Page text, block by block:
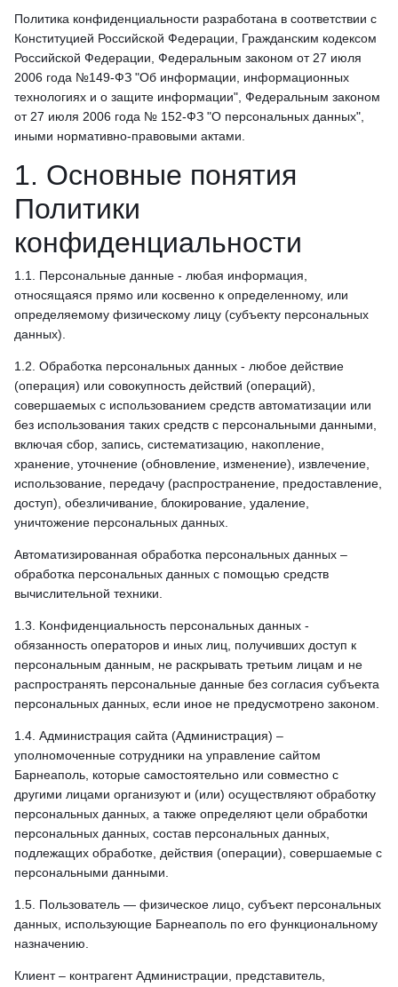
Политика конфиденциальности разработана в соответствии с
Конституцией Российской Федерации, Гражданским кодексом
Российской Федерации, Федеральным законом от 27 июля
2006 года №149-ФЗ "Об информации, информационных
технологиях и о защите информации", Федеральным законом
от 27 июля 2006 года № 152-ФЗ "О персональных данных",
иными нормативно-правовыми актами.
1. Основные понятия
Политики
конфиденциальности
1.1. Персональные данные - любая информация,
относящаяся прямо или косвенно к определенному, или
определяемому физическому лицу (субъекту персональных
данных).
1.2. Обработка персональных данных - любое действие
(операция) или совокупность действий (операций),
совершаемых с использованием средств автоматизации или
без использования таких средств с персональными данными,
включая сбор, запись, систематизацию, накопление,
хранение, уточнение (обновление, изменение), извлечение,
использование, передачу (распространение, предоставление,
доступ), обезличивание, блокирование, удаление,
уничтожение персональных данных.
Автоматизированная обработка персональных данных –
обработка персональных данных с помощью средств
вычислительной техники.
1.3. Конфиденциальность персональных данных -
обязанность операторов и иных лиц, получивших доступ к
персональным данным, не раскрывать третьим лицам и не
распространять персональные данные без согласия субъекта
персональных данных, если иное не предусмотрено законом.
1.4. Администрация сайта (Администрация) –
уполномоченные сотрудники на управление сайтом
Барнеаполь, которые самостоятельно или совместно с
другими лицами организуют и (или) осуществляют обработку
персональных данных, а также определяют цели обработки
персональных данных, состав персональных данных,
подлежащих обработке, действия (операции), совершаемые с
персональными данными.
1.5. Пользователь — физическое лицо, субъект персональных
данных, использующие Барнеаполь по его функциональному
назначению.
Клиент – контрагент Администрации, представитель,